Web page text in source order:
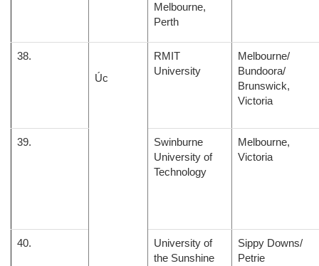
Melbourne,
Perth
38.
Úc
RMIT
University
Melbourne/
Bundoora/
Brunswick,
Victoria
39.
Swinburne
University of
Technology
Melbourne,
Victoria
40.
University of
the Sunshine
Sippy Downs/
Petrie